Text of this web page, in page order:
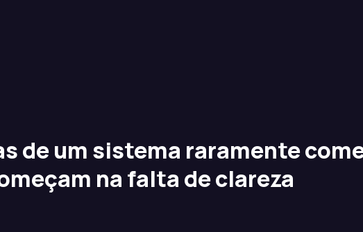
de um sistema raramente
na falta de clareza